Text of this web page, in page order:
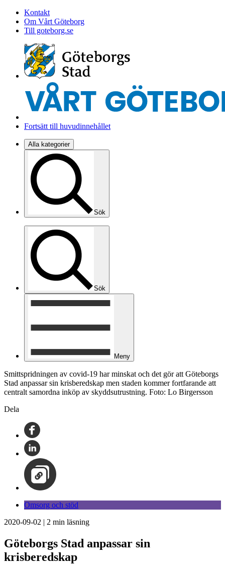
Kontakt
Om Vårt Göteborg
Till goteborg.se
Fortsätt till huvudinnehållet
Alla kategorier
Sök
Sök
Meny
Smittspridningen av covid-19 har minskat och det gör att Göteborgs
Stad anpassar sin krisberedskap men staden kommer fortfarande att
centralt samordna inköp av skyddsutrustning. Foto: Lo Birgersson
Dela
Omsorg och stöd
2020-09-02 | 2 min läsning
Göteborgs Stad anpassar sin
krisberedskap